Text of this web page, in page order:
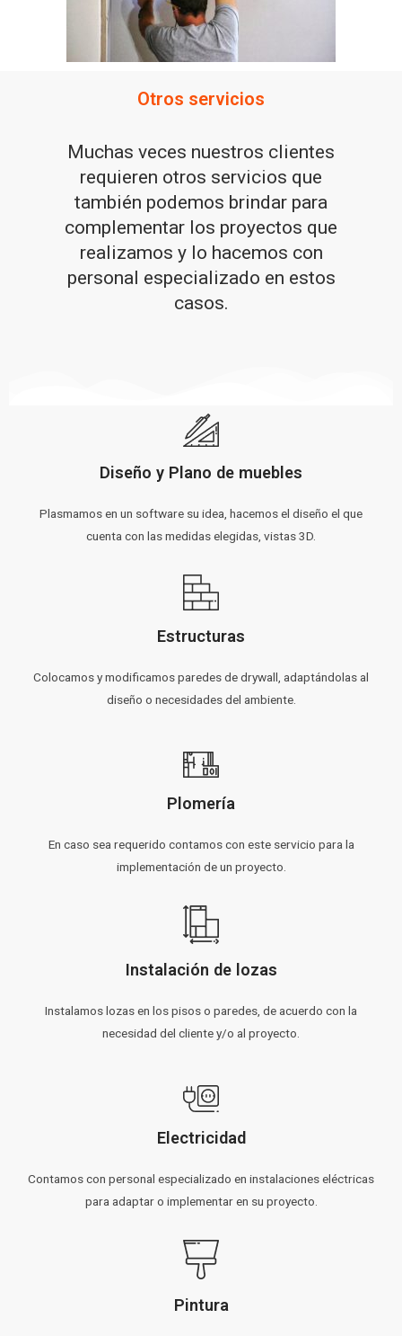
Otros servicios
Muchas veces nuestros clientes
requieren otros servicios que
también podemos brindar para
complementar los proyectos que
realizamos y lo hacemos con
personal especializado en estos
casos.
Diseño y Plano de muebles
Plasmamos en un software su idea, hacemos el diseño el que
cuenta con las medidas elegidas, vistas 3D.
Estructuras
Colocamos y modificamos paredes de drywall, adaptándolas al
diseño o necesidades del ambiente.
Plomería
En caso sea requerido contamos con este servicio para la
implementación de un proyecto.
Instalación de lozas
Instalamos lozas en los pisos o paredes, de acuerdo con la
necesidad del cliente y/o al proyecto.
Electricidad
Contamos con personal especializado en instalaciones eléctricas
para adaptar o implementar en su proyecto.
Pintura